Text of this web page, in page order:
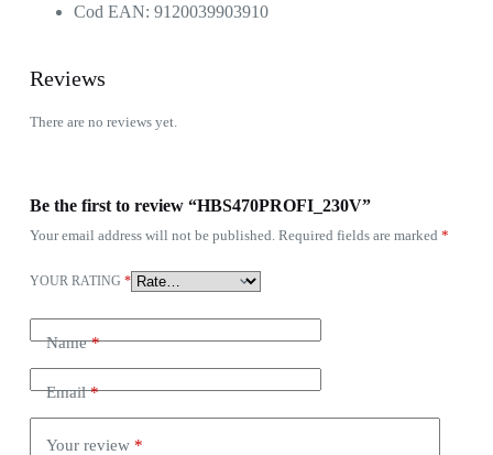
Cod EAN: 9120039903910
Reviews
There are no reviews yet.
Be the first to review “HBS470PROFI_230V”
Your email address will not be published. Required fields are marked *
YOUR RATING *
Name*
Email*
Your review *